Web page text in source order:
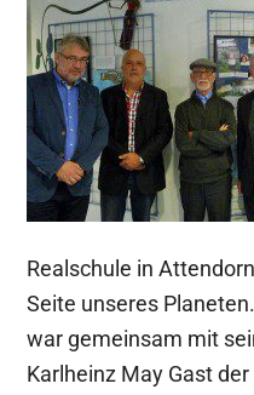
Realschule in
Seite unseres
war gemeinsam mit
Karlheinz May Gast